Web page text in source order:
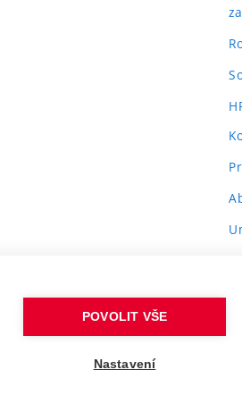
POVOLIT VŠE
Nastavení